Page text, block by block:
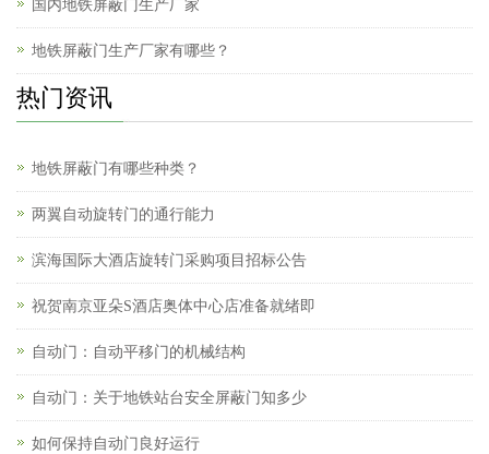
国内地铁屏蔽门生产厂家
地铁屏蔽门生产厂家有哪些？
热门资讯
地铁屏蔽门有哪些种类？
两翼自动旋转门的通行能力
滨海国际大酒店旋转门采购项目招标公告
祝贺南京亚朵S酒店奥体中心店准备就绪即
自动门：自动平移门的机械结构
自动门：关于地铁站台安全屏蔽门知多少
如何保持自动门良好运行